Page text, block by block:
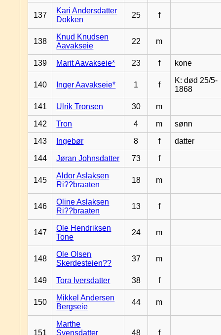
137
Kari Andersdatter
Dokken
25 f
138
Knud Knudsen
Aavakseie
22 m
139 Marit Aavakseie* 23 f kone
140 Inger Aavakseie* 1 f
K: død 25/5-
1868
141 Ulrik Tronsen 30 m
142 Tron 4 m sønn
143 Ingebør 8 f datter
144 Jøran Johnsdatter 73 f
145
Aldor Aslaksen
Ri??braaten
18 m
146
Oline Aslaksen
Ri??braaten
13 f
147
Ole Hendriksen
Tone
24 m
148
Ole Olsen
Skerdesteien??
37 m
149 Tora Iversdatter 38 f
150
Mikkel Andersen
Bergseie
44 m
151
Marthe
Svensdatter
48 f